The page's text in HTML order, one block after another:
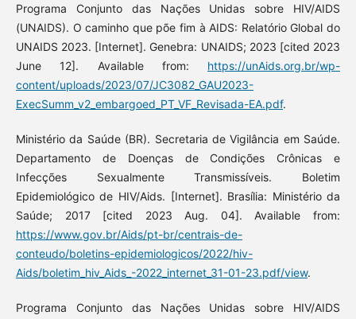
Programa Conjunto das Nações Unidas sobre HIV/AIDS
(UNAIDS). O caminho que põe fim à AIDS: Relatório Global do
UNAIDS 2023. [Internet]. Genebra: UNAIDS; 2023 [cited 2023
June 12]. Available from: https://unAids.org.br/wp-
content/uploads/2023/07/JC3082_GAU2023-
ExecSumm_v2_embargoed_PT_VF_Revisada-EA.pdf.
Ministério da Saúde (BR). Secretaria de Vigilância em Saúde.
Departamento de Doenças de Condições Crônicas e
Infecções Sexualmente Transmissíveis. Boletim
Epidemiológico de HIV/Aids. [Internet]. Brasília: Ministério da
Saúde; 2017 [cited 2023 Aug. 04]. Available from:
https://www.gov.br/Aids/pt-br/centrais-de-
conteudo/boletins-epidemiologicos/2022/hiv-
Aids/boletim_hiv_Aids_-2022_internet_31-01-23.pdf/view.
Programa Conjunto das Nações Unidas sobre HIV/AIDS